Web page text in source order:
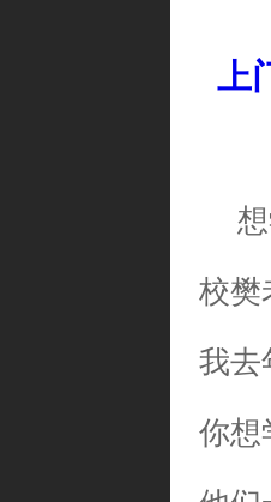
上
校樊
我去
你想